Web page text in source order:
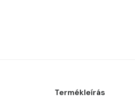
Termékleírás